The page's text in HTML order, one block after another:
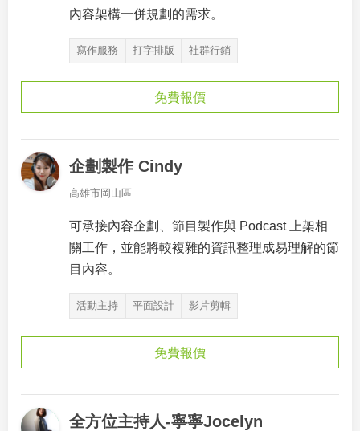
內容架構一併規劃的需求。
寫作服務 打字排版 社群行銷
免費報價
企劃製作 Cindy
高雄市岡山區
可承接內容企劃、節目製作與 Podcast 上架相
關工作，並能將較複雜的資訊整理成易理解的節
目內容。
活動主持 平面設計 影片剪輯
免費報價
全方位主持人-寧寧Jocelyn